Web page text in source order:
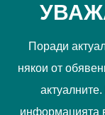
Поради
някои от
информацията
Прочетох и